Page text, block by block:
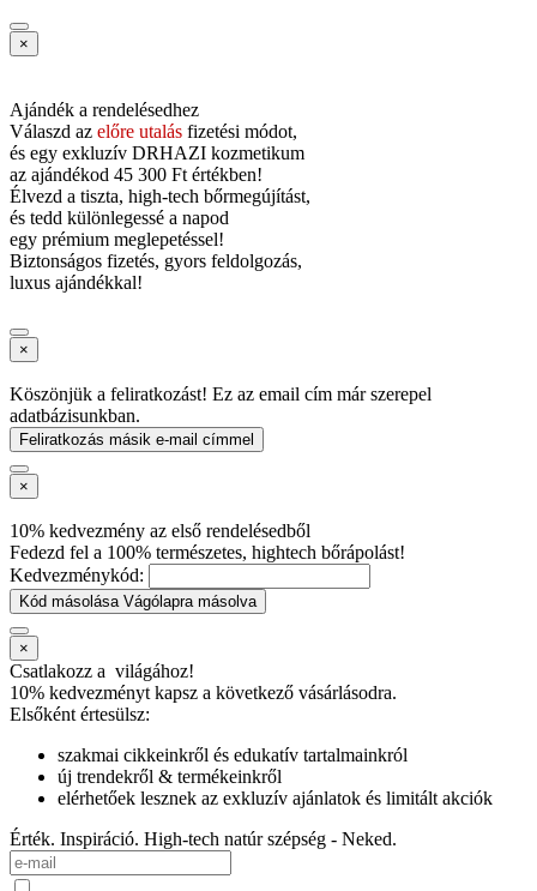
×
Ajándék a rendelésedhez
Válaszd az előre utalás fizetési módot,
és egy exkluzív DRHAZI kozmetikum
az ajándékod 45 300 Ft értékben!
Élvezd a tiszta, high-tech bőrmegújítást,
és tedd különlegessé a napod
egy prémium meglepetéssel!
Biztonságos fizetés, gyors feldolgozás,
luxus ajándékkal!
×
Köszönjük a feliratkozást! Ez az email cím már szerepel
adatbázisunkban.
Feliratkozás másik e-mail címmel
×
10% kedvezmény az első rendelésedből
Fedezd fel a 100% természetes, hightech bőrápolást!
Kedvezménykód:
Kód másolása Vágólapra másolva
×
Csatlakozz a világához!
10% kedvezményt kapsz a következő vásárlásodra.
Elsőként értesülsz:
szakmai cikkeinkről és edukatív tartalmainkról
új trendekről & termékeinkről
elérhetőek lesznek az exkluzív ajánlatok és limitált akciók
Érték. Inspiráció. High-tech natúr szépség - Neked.